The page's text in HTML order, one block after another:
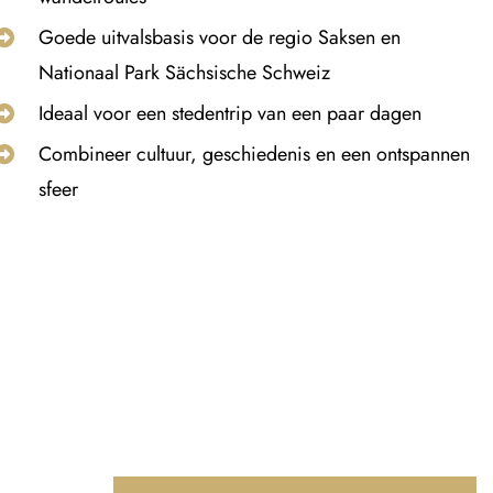
Goede uitvalsbasis voor de regio Saksen en
Nationaal Park Sächsische Schweiz
Ideaal voor een stedentrip van een paar dagen
Combineer cultuur, geschiedenis en een ontspannen
sfeer